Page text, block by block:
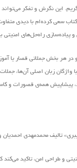
این نگرش و تفکر
سعی کرده‌ام با دیدی
و پیاده‌سازی راه‌حل‌های
بخش جملاتی قصار یا
واژگان زبان اصلی آن‌ها،
پیشاپیش همه‌ی قصورات و
و طراحی امن، تاکید می‌کند